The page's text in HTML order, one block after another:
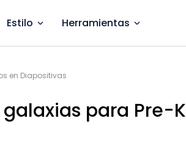
Estilo Herramientas
en Diapositivas
para Pre-K